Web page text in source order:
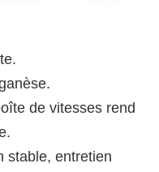
de vitesses rend
stable, entretien